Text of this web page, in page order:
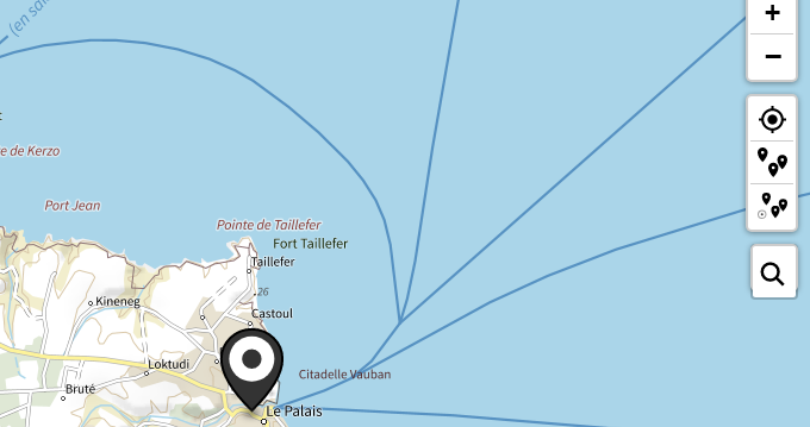
+
−